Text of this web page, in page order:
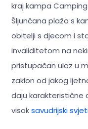
kraj kampa
Šljunčana plaža s
obitelji s djecom i
invaliditetom na
pristupačan ulaz u
zaklon od jakog
daju karakteristične
visoksavudrijski